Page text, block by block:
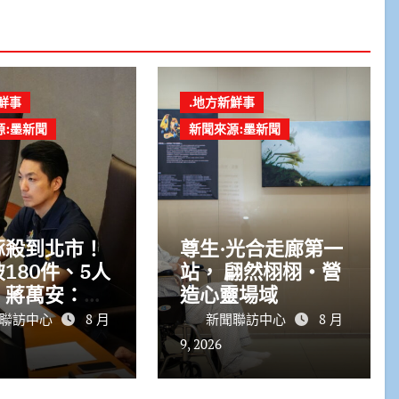
事
:墨新聞
到北市！
180件、5人
萬安：勿
訪中心 8 月
.地方新鮮事
新聞來源:墨新聞
尊生·光合走廊第一
站， 翩然栩栩・營
造心靈場域
新聞聯訪中心
8 月
9, 2026